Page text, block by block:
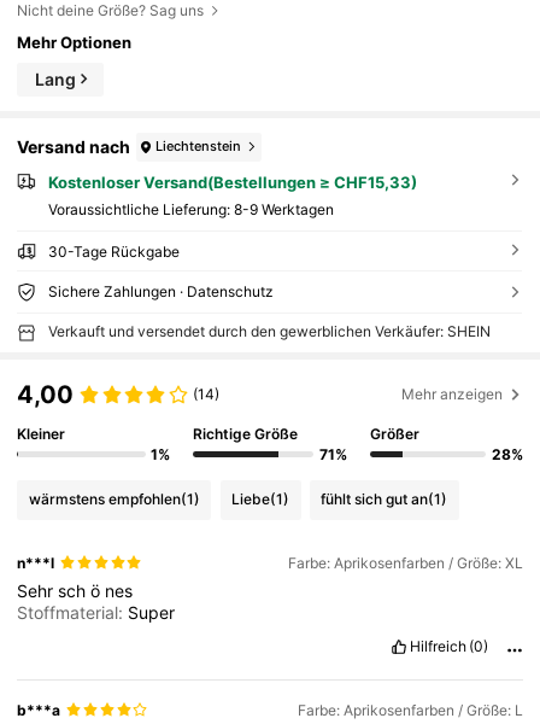
Nicht deine Größe? Sag uns
Mehr Optionen
Lang
Versand nach Liechtenstein
Kostenloser Versand(Bestellungen ≥ CHF15,33)
Voraussichtliche Lieferung: 8-9 Werktagen
30-Tage Rückgabe
Sichere Zahlungen · Datenschutz
Verkauft und versendet durch den gewerblichen Verkäufer: SHEIN
4,00 (14) Mehr anzeigen
Kleiner
1%
Richtige Größe
71%
Größer
28%
wärmstens empfohlen(1) Liebe(1) fühlt sich gut an(1)
n***l Farbe: Aprikosenfarben / Größe: XL
Sehrschö nes
Stoffmaterial: Super
Hilfreich (0)
b***a Farbe: Aprikosenfarben / Größe: L